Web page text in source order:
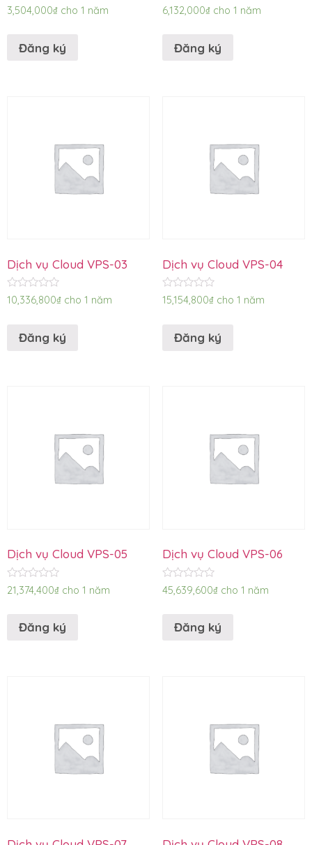
Được
xếp
3,504,000₫ cho 1 năm
Đăng ký
Được
xếp
6,132,000₫ cho 1 năm
Đăng ký
Dịch vụ Cloud VPS-03
Được
xếp
10,336,800₫ cho 1 năm
Đăng ký
Dịch vụ Cloud VPS-04
Được
xếp
15,154,800₫ cho 1 năm
Đăng ký
Dịch vụ Cloud VPS-05
Được
xếp
21,374,400₫ cho 1 năm
Đăng ký
Dịch vụ Cloud VPS-06
Được
xếp
45,639,600₫ cho 1 năm
Đăng ký